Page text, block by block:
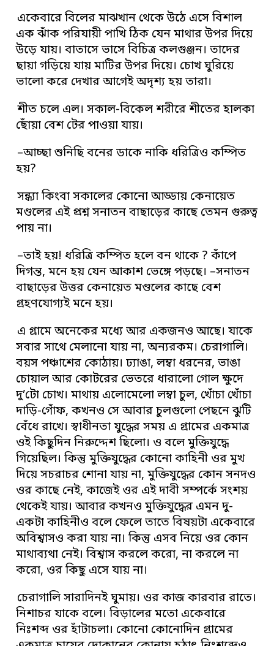
একেবারে বিলের মাঝখান থেকে উঠে এসে বিশাল
এক ঝাঁক পরিযায়ী পাখি ঠিক যেন মাথার উপর দিয়ে
উড়ে যায়। বাতাসে ভাসে বিচিত্র কলগুঞ্জন। তাদের
ছায়া গড়িয়ে যায় মাটির উপর দিয়ে। চোখ ঘুরিয়ে
ভালো করে দেখার আগেই অদৃশ্য হয় তারা।
শীত চলে এল। সকাল-বিকেল শরীরে শীতের হালকা
ছোঁয়া বেশ টের পাওয়া যায়।
–আচ্ছা শুনিছি বনের ডাকে নাকি ধরিত্রিও কম্পিত
হয়?
সন্ধ্যা কিংবা সকালের কোনো আড্ডায় কেনায়েত
মণ্ডলের এই প্রশ্ন সনাতন বাছাড়ের কাছে তেমন গুরুত্ব
পায় না।
–তাই হয়! ধরিত্রি কম্পিত হলে বন থাকে ? কাঁপে
দিগন্ত, মনে হয় যেন আকাশ ভেঙ্গে পড়ছে। –সনাতন
বাছাড়ের উত্তর কেনায়েত মণ্ডলের কাছে বেশ
গ্রহণযোগ্যই মনে হয়।
এ গ্রামে অনেকের মধ্যে আর একজনও আছে। যাকে
সবার সাথে মেলানো যায় না, অন্যরকম। চেরাগালি।
বয়স পঞ্চাশের কোঠায়। ঢ্যাঙা, লম্বা ধরনের, ভাঙা
চোয়াল আর কোটরের ভেতরে ধারালো গোল ক্ষুদে
দু’টো চোখ। মাথায় এলোমেলো লম্বা চুল, খোঁচা খোঁচা
দাড়ি-গোঁফ, কখনও সে আবার চুলগুলো পেছনে ঝুটি
বেঁধে রাখে। স্বাধীনতা যুদ্ধের সময় এ গ্রামের একমাত্র
ওই কিছুদিন নিরুদ্দেশ ছিলো। ও বলে মুক্তিযুদ্ধে
গিয়েছিল। কিন্তু মুক্তিযুদ্ধের কোনো কাহিনী ওর মুখ
দিয়ে সচরাচর শোনা যায় না, মুক্তিযুদ্ধের কোন সনদও
ওর কাছে নেই, কাজেই ওর এই দাবী সম্পর্কে সংশয়
থেকেই যায়। আবার কখনও মুক্তিযুদ্ধের এমন দু-
একটা কাহিনীও বলে ফেলে তাতে বিষয়টা একেবারে
অবিশ্বাসও করা যায় না। কিন্তু এসব নিয়ে ওর কোন
মাথাব্যথা নেই। বিশ্বাস করলে করো, না করলে না
করো, ওর কিছু এসে যায় না।
চেরাগালি সারাদিনই ঘুমায়। ওর কাজ কারবার রাতে।
নিশাচর যাকে বলে। বিড়ালের মতো একেবারে
নিঃশব্দ ওর হাঁটাচলা। কোনো কোনোদিন গ্রামের